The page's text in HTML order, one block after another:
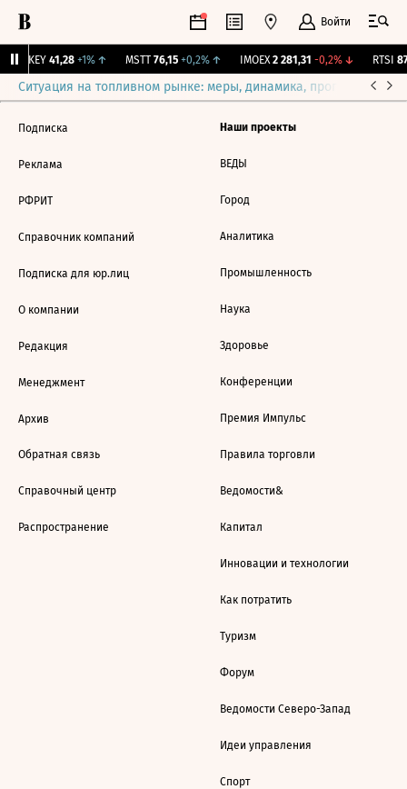
Войти
OKEY 41,28 +1%↑ MSTT 76,15 +0,2%↑ IMOEX 2 281,31 -0,2%↓ RTSI
Ситуация на топливном рынке: меры, динамика, прогнозы
Подписка
Реклама
РФРИТ
Справочник компаний
Подписка для юр.лиц
О компании
Редакция
Менеджмент
Архив
Обратная связь
Справочный центр
Распространение
Наши проекты
ВЕДЫ
Город
Аналитика
Промышленность
Наука
Здоровье
Конференции
Премия Импульс
Правила торговли
Ведомости&
Капитал
Инновации и технологии
Как потратить
Туризм
Форум
Ведомости Северо-Запад
Идеи управления
Спорт